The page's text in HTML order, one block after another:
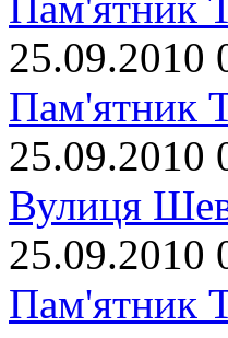
25.09.2010
Пам'ятник
25.09.2010
Вулиця
25.09.2010
Пам'ятник